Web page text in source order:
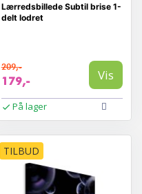
Lærredsbillede Subtil brise 1-
delt lodret
209,-
179,- Vis
På lager
TILBUD